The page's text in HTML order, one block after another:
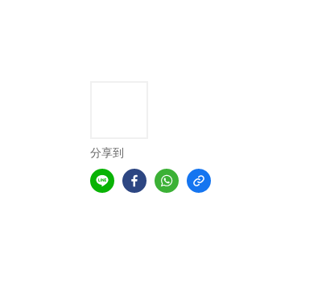
分享到